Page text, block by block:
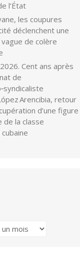
l’État
les coupures
déclenchent une
de colère
Cent ans après
de
Arencibia, retour
d’une figure
de la classe